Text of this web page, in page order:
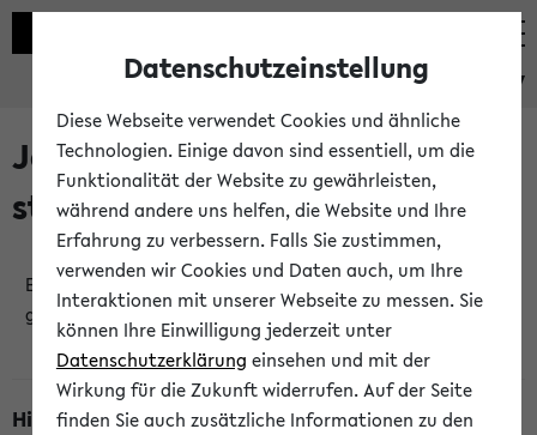
eKVV
Jetzt und in Kürze
stattfindende Veranstaltungen
Es wurden keine jetzt stattfindenden Veranstaltungen
gefunden!
Hinweise zur Liste
Datenschutzeinstellung
Diese Webseite verwendet Cookies und ähnliche
Technologien. Einige davon sind essentiell, um die
Funktionalität der Website zu gewährleisten,
während andere uns helfen, die Website und Ihre
Erfahrung zu verbessern. Falls Sie zustimmen,
verwenden wir Cookies und Daten auch, um Ihre
Interaktionen mit unserer Webseite zu messen. Sie
können Ihre Einwilligung jederzeit unter
Datenschutzerklärung einsehen und mit der
Wirkung für die Zukunft widerrufen. Auf der Seite
finden Sie auch zusätzliche Informationen zu den